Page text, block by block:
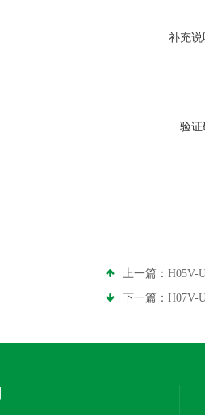
补充说
验证
上一篇： H05V-
下一篇： H07V-